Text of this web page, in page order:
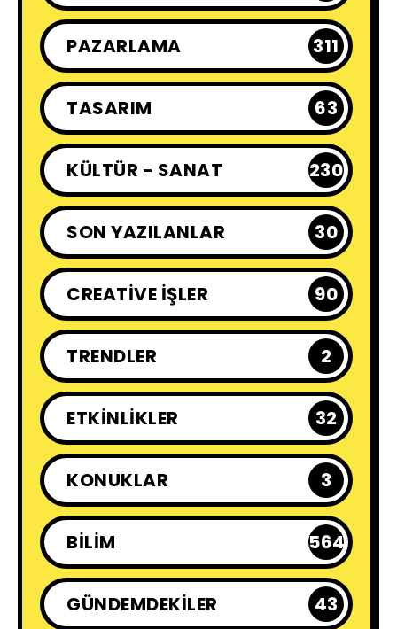
PAZARLAMA 311
TASARIM 63
KÜLTÜR - SANAT 230
SON YAZILANLAR 30
CREATIVE İŞLER 90
TRENDLER 2
ETKINLIKLER 32
KONUKLAR 3
BILIM 564
GÜNDEMDEKILER 43